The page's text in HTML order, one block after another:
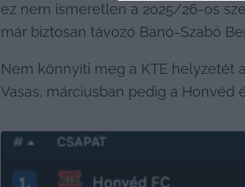
ez nem ismeretlen a 2025/26-os
már biztosan távozó Banó-Szabó
Nem könnyíti meg a KTE helyzetét
Vasas, márciusban pedig a Honvéd